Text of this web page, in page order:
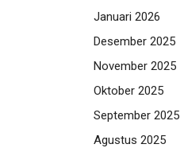
Januari 2026
Desember 2025
November 2025
Oktober 2025
September 2025
Agustus 2025